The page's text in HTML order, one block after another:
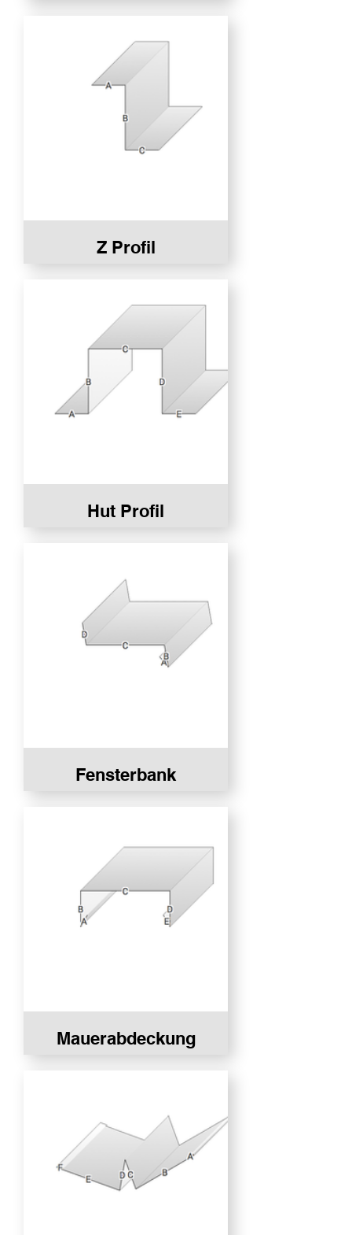
Z Profil
Hut Profil
Fensterbank
Mauerabdeckung